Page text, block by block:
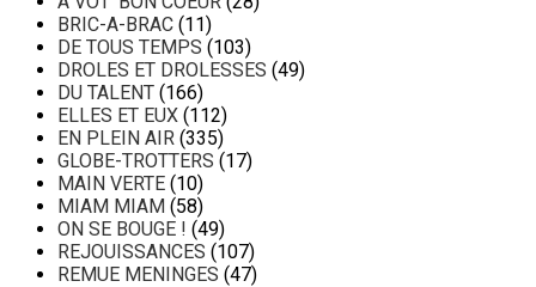
BRIC-A-BRAC (11)
DE TOUS TEMPS (103)
DROLES ET DROLESSES (49)
DU TALENT (166)
ELLES ET EUX (112)
EN PLEIN AIR (335)
GLOBE-TROTTERS (17)
MAIN VERTE (10)
MIAM MIAM (58)
ON SE BOUGE ! (49)
REJOUISSANCES (107)
REMUE MENINGES (47)